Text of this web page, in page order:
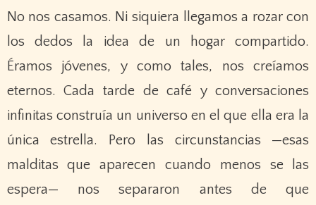
No nos casamos. Ni siquiera llegamos a rozar con
los dedos la idea de un hogar compartido.
Éramos jóvenes, y como tales, nos creíamos
eternos. Cada tarde de café y conversaciones
infinitas construía un universo en el que ella era la
única estrella. Pero las circunstancias —esas
malditas que aparecen cuando menos se las
espera— nos separaron antes de que